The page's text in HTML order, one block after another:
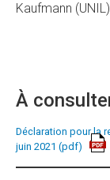
Kaufmann
À
Déclaration pour la
juin 2021 (pdf)